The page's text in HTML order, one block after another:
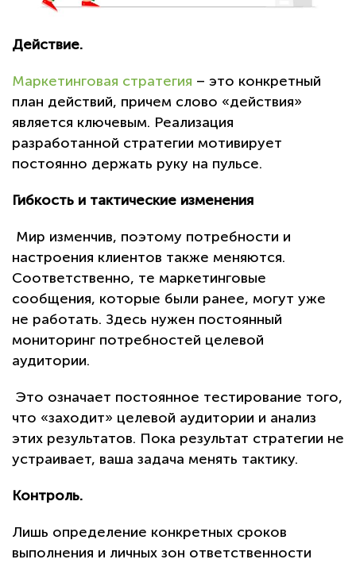
Действие.
Маркетинговая стратегия – это конкретный
план действий, причем слово «действия»
является ключевым. Реализация
разработанной стратегии мотивирует
постоянно держать руку на пульсе.
Гибкость и тактические изменения
Мир изменчив, поэтому потребности и
настроения клиентов также меняются.
Соответственно, те маркетинговые
сообщения, которые были ранее, могут уже
не работать. Здесь нужен постоянный
мониторинг потребностей целевой
аудитории.
Это означает постоянное тестирование того,
что «заходит» целевой аудитории и анализ
этих результатов. Пока результат стратегии не
устраивает, ваша задача менять тактику.
Контроль.
Лишь определение конкретных сроков
выполнения и личных зон ответственности